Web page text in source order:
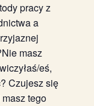
pracy z
a
masz
eś,
Czujesz się
tego